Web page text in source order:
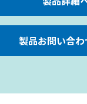
製品お問い合